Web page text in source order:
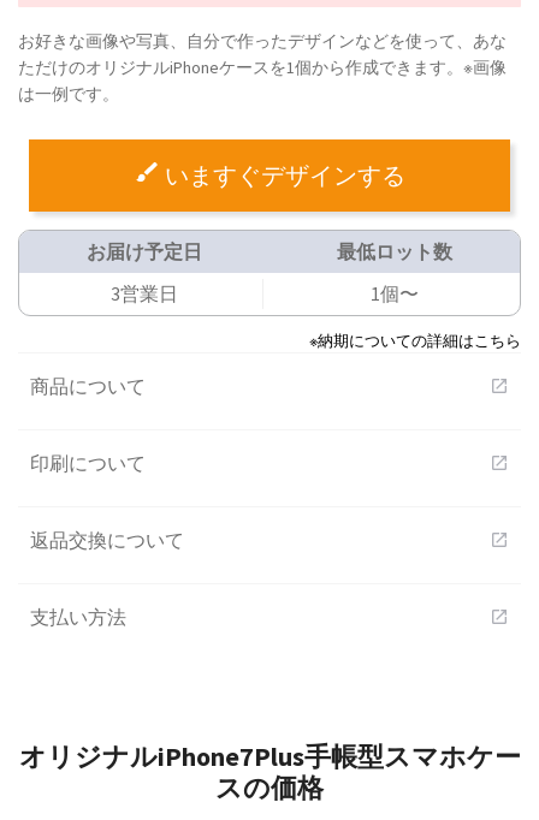
お好きな画像や写真、自分で作ったデザインなどを使って、あな
ただけのオリジナルiPhoneケースを1個から作成できます。※画像
は一例です。
いますぐデザインする
お届け予定日
3営業日
最低ロット数
1個〜
※納期についての詳細はこちら
商品について open_in_new
印刷について open_in_new
返品交換について open_in_new
支払い方法 open_in_new
オリジナルiPhone7Plus手帳型スマホケー
スの価格